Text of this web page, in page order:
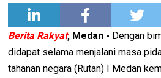
Berita Rakyat, Medan - Dengan
didapat selama menjalani masa
tahanan negara (Rutan) I Medan